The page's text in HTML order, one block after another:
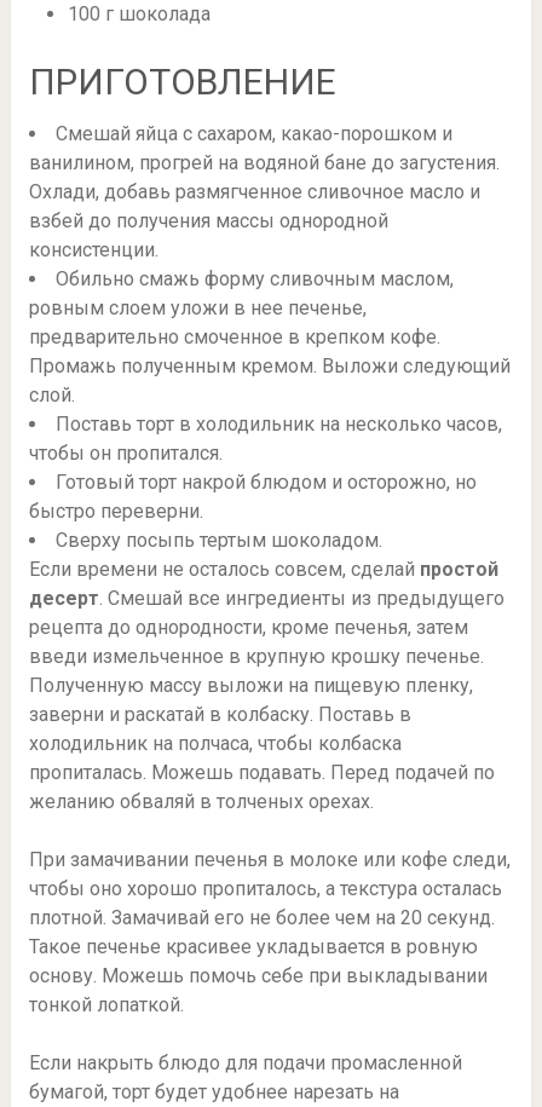
100 г шоколада
ПРИГОТОВЛЕНИЕ
Смешай яйца с сахаром, какао-порошком и
ванилином, прогрей на водяной бане до загустения.
Охлади, добавь размягченное сливочное масло и
взбей до получения массы однородной
консистенции.
Обильно смажь форму сливочным маслом,
ровным слоем уложи в нее печенье,
предварительно смоченное в крепком кофе.
Промажь полученным кремом. Выложи следующий
слой.
Поставь торт в холодильник на несколько часов,
чтобы он пропитался.
Готовый торт накрой блюдом и осторожно, но
быстро переверни.
Сверху посыпь тертым шоколадом.
Если времени не осталось совсем, сделай простой
десерт. Смешай все ингредиенты из предыдущего
рецепта до однородности, кроме печенья, затем
введи измельченное в крупную крошку печенье.
Полученную массу выложи на пищевую пленку,
заверни и раскатай в колбаску. Поставь в
холодильник на полчаса, чтобы колбаска
пропиталась. Можешь подавать. Перед подачей по
желанию обваляй в толченых орехах.
При замачивании печенья в молоке или кофе следи,
чтобы оно хорошо пропиталось, а текстура осталась
плотной. Замачивай его не более чем на 20 секунд.
Такое печенье красивее укладывается в ровную
основу. Можешь помочь себе при выкладывании
тонкой лопаткой.
Если накрыть блюдо для подачи промасленной
бумагой, торт будет удобнее нарезать на